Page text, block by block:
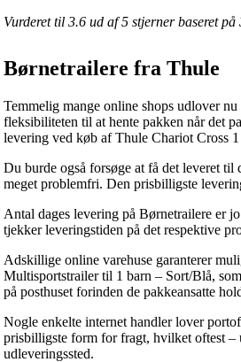
Vurderet til 3.6 ud af 5 stjerner baseret på
Børnetrailere fra Thule
Temmelig mange online shops udlover
fleksibiliteten til at hente pakken når det
levering ved køb af Thule Chariot Cross
Du burde også forsøge at få det leveret
meget problemfri. Den prisbilligste
Antal dages levering på Børnetrailere er
tjekker leveringstiden på det respektive
Adskillige online varehuse garanterer
Multisportstrailer til 1 barn – Sort/Blå,
på posthuset forinden de pakkeansatte
Nogle enkelte internet handler lover
prisbilligste form for fragt, hvilket oftest
udleveringssted.